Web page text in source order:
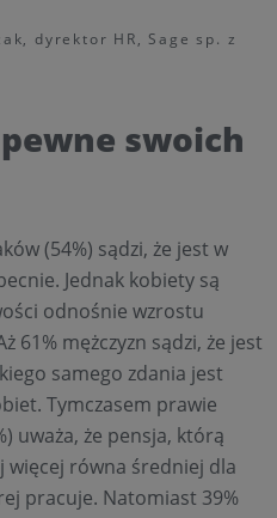
dyrektor HR, Sage sp. z
swoich
(54%) sądzi, że jest w
Jednak kobiety są
odnośnie wzrostu
61% mężczyzn sądzi, że jest
samego zdania jest
Tymczasem prawie
uważa, że pensja, którą
równa średniej dla
pracuje. Natomiast 39%